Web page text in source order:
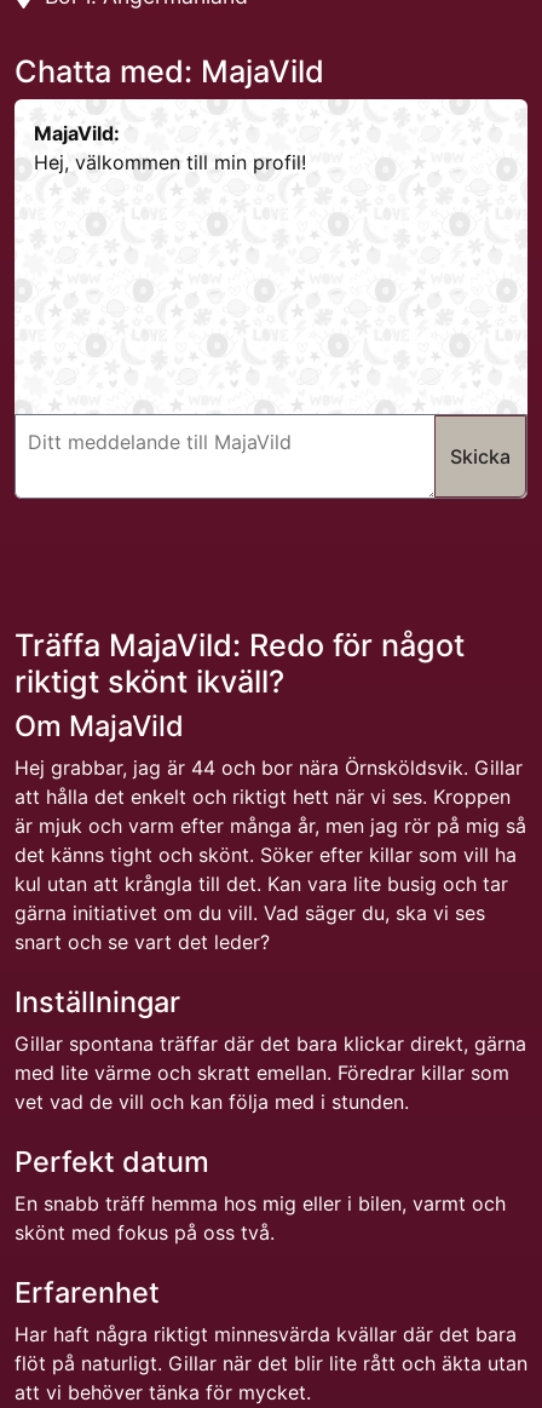
Chatta med: MajaVild
MajaVild:
Hej, välkommen till min profil!
Skicka
Träffa MajaVild: Redo för något
riktigt skönt ikväll?
Om MajaVild
Hej grabbar, jag är 44 och bor nära Örnsköldsvik. Gillar
att hålla det enkelt och riktigt hett när vi ses. Kroppen
är mjuk och varm efter många år, men jag rör på mig så
det känns tight och skönt. Söker efter killar som vill ha
kul utan att krångla till det. Kan vara lite busig och tar
gärna initiativet om du vill. Vad säger du, ska vi ses
snart och se vart det leder?
Inställningar
Gillar spontana träffar där det bara klickar direkt, gärna
med lite värme och skratt emellan. Föredrar killar som
vet vad de vill och kan följa med i stunden.
Perfekt datum
En snabb träff hemma hos mig eller i bilen, varmt och
skönt med fokus på oss två.
Erfarenhet
Har haft några riktigt minnesvärda kvällar där det bara
flöt på naturligt. Gillar när det blir lite rått och äkta utan
att vi behöver tänka för mycket.